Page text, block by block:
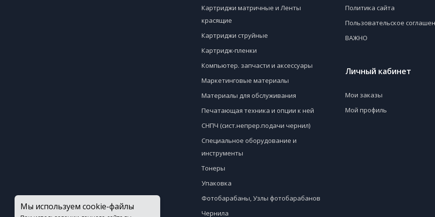
Картриджи матричные и Ленты
красящие
Картриджи струйные
Картридж-пленки
Компьютер. запчасти и аксессуары
Маркетинговые материалы
Материалы для обслуживания
Печатающая техника и опции к ней
СНПЧ (сист.непрер.подачи чернил)
Специальное оборудование и
инструменты
Тонеры
Упаковка
Фотобарабаны, Узлы фотобарабанов
Чернила
Политика сайта
Пользовательское
ВАЖНО
Личный кабинет
Мои заказы
Мой профиль
Мы используем cookie-файлы